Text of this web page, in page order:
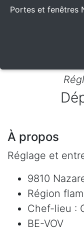
Portes et fenêtres
À propos
Réglage et
9810
Région
Chef-lieu :
BE-VOV